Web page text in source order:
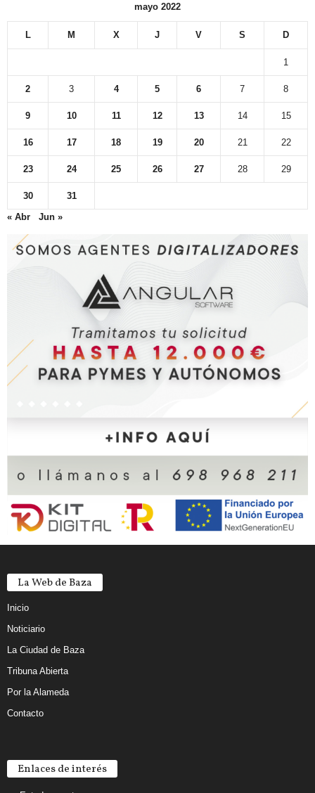
mayo 2022
L M X J V S D
1
2 3 4 5 6 7 8
9 10 11 12 13 14 15
16 17 18 19 20 21 22
23 24 25 26 27 28 29
30
31
« Abr
Jun »
La Web de Baza
Inicio
Noticiario
La Ciudad de Baza
Tribuna Abierta
Por la Alameda
Contacto
Enlaces de interés